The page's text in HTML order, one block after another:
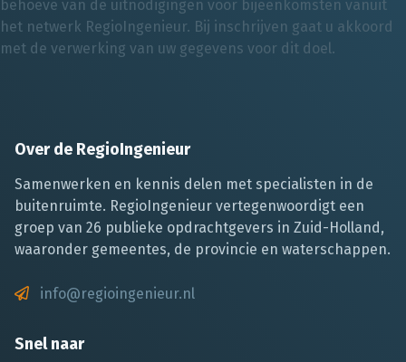
behoeve van de uitnodigingen voor bijeenkomsten vanuit
het netwerk RegioIngenieur. Bij inschrijven gaat u akkoord
met de verwerking van uw gegevens voor dit doel.
Over de RegioIngenieur
Samenwerken en kennis delen met specialisten in de
buitenruimte. RegioIngenieur vertegenwoordigt een
groep van 26 publieke opdrachtgevers in Zuid-Holland,
waaronder gemeentes, de provincie en waterschappen.
info@regioingenieur.nl
Snel naar